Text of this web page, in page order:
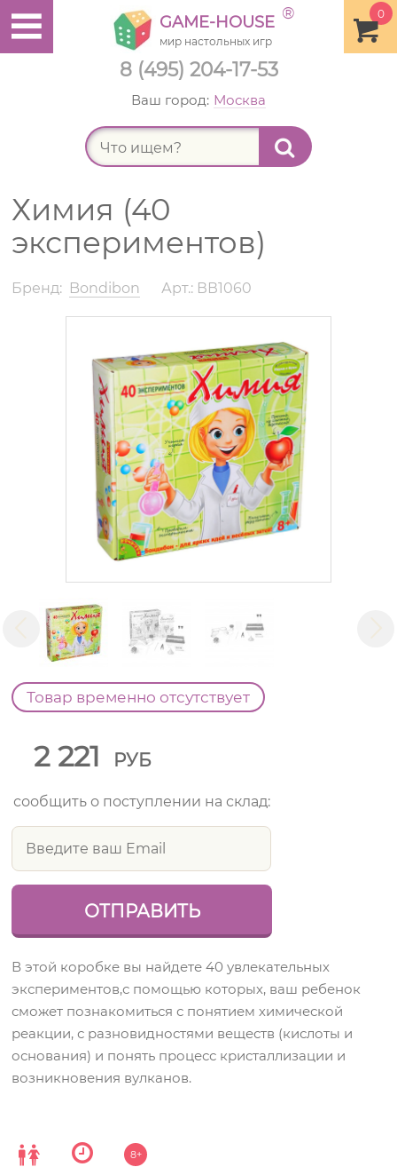
8 (495) 204-17-53
0
GAME-HOUSE ®
мир настольных игр
Ваш город: Москва
Химия (40
экспериментов)
Бренд: Bondibon Арт.: ВВ1060
Товар временно отсутствует
2 221 РУБ
сообщить о поступлении на склад:
В этой коробке вы найдете 40 увлекательных
экспериментов,с помощью которых, ваш ребенок
сможет познакомиться с понятием химической
реакции, с разновидностями веществ (кислоты и
основания) и понять процесс кристаллизации и
возникновения вулканов.
8+